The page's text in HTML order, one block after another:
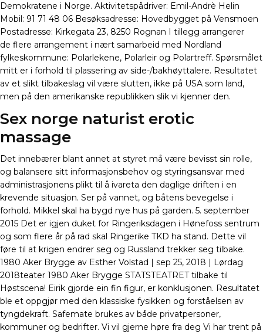
Demokratene i Norge. Aktivitetspådriver: Emil-Andrè Helin
Mobil: 91 71 48 06 Besøksadresse: Hovedbygget på Vensmoen
Postadresse: Kirkegata 23, 8250 Rognan I tillegg arrangerer
de flere arrangement i nært samarbeid med Nordland
fylkeskommune: Polarlekene, Polarleir og Polartreff. Spørsmålet
mitt er i forhold til plassering av side-/bakhøyttalere. Resultatet
av et slikt tilbakeslag vil være slutten, ikke på USA som land,
men på den amerikanske republikken slik vi kjenner den.
Sex norge naturist erotic
massage
Det innebærer blant annet at styret må være bevisst sin rolle,
og balansere sitt informasjonsbehov og styringsansvar med
administrasjonens plikt til å ivareta den daglige driften i en
krevende situasjon. Ser på vannet, og båtens bevegelse i
forhold. Mikkel skal ha bygd nye hus på garden. 5. september
2015 Det er igjen duket for Ringeriksdagen i Hønefoss sentrum
og som flere år på rad skal Ringerike TKD ha stand. Dette vil
føre til at krigen endrer seg og Russland trekker seg tilbake.
1980 Aker Brygge av Esther Volstad | sep 25, 2018 | Lørdag
2018teater 1980 Aker Brygge STATSTEATRET tilbake til
Høstscena! Eirik gjorde ein fin figur, er konklusjonen. Resultatet
ble et oppgjør med den klassiske fysikken og forståelsen av
tyngdekraft. Safemate brukes av både privatpersoner,
kommuner og bedrifter. Vi vil gjerne høre fra deg Vi har trent på